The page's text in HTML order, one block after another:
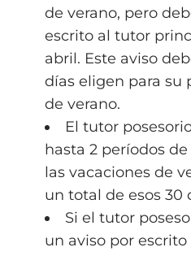
de verano, pero
escrito al tutor
abril. Este aviso
días eligen para su
de verano.
El tutor
hasta 2 períodos
las vacaciones de
un total de esos 30
Si el tutor
un aviso por